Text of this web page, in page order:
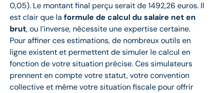
0,05). Le montant final perçu serait de 1492,26 euros. Il
est clair que la formule de calcul du salaire net en
brut, ou l’inverse, nécessite une expertise certaine.
Pour affiner ces estimations, de nombreux outils en
ligne existent et permettent de simuler le calcul en
fonction de votre situation précise. Ces simulateurs
prennent en compte votre statut, votre convention
collective et même votre situation fiscale pour offrir